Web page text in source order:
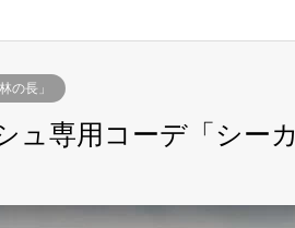
の長」
専用コーデ「シーカ